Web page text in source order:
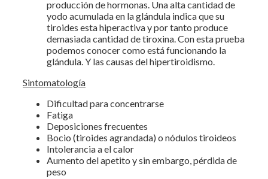
producción de hormonas. Una alta cantidad de
yodo acumulada en la glándula indica que su
tiroides esta hiperactiva y por tanto produce
demasiada cantidad de tiroxina. Con esta prueba
podemos conocer como está funcionando la
glándula. Y las causas del hipertiroidismo.
Sintomatología
Dificultad para concentrarse
Fatiga
Deposiciones frecuentes
Bocio (tiroides agrandada) o nódulos tiroideos
Intolerancia a el calor
Aumento del apetito y sin embargo, pérdida de
peso